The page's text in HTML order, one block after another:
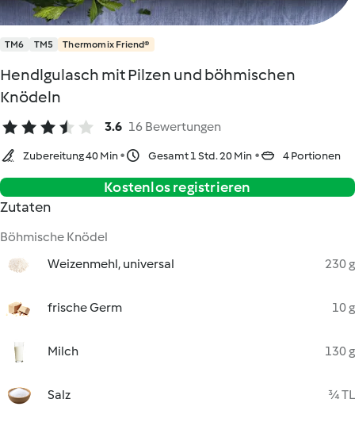
TM6 TM5 Thermomix Friend®
Hendlgulasch mit Pilzen und böhmischen
Knödeln
3.6 16 Bewertungen
Zubereitung 40 Min Gesamt 1 Std. 20 Min 4 Portionen
Kostenlos registrieren
Zutaten
Böhmische Knödel
Weizenmehl, universal
230 g
frische Germ 10 g
Milch 130 g
Salz ¾ TL